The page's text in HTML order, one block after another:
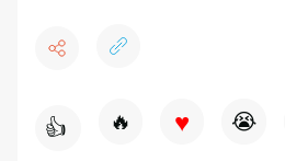
👍 🔥 ♥ 😭